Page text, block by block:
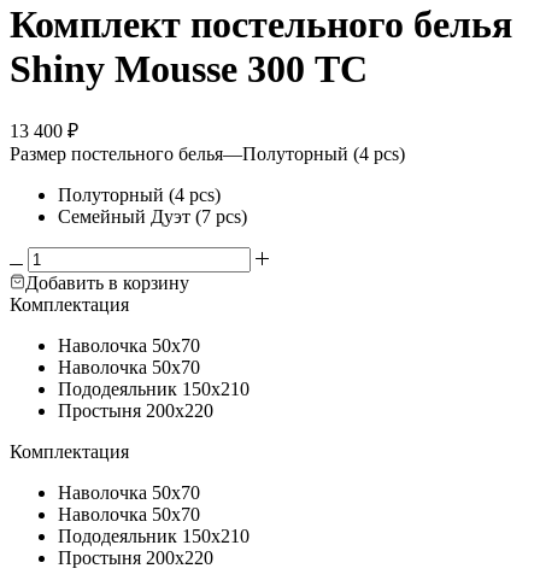
Комплект постельного белья
Shiny Mousse 300 ТС
13 400 ₽
Размер постельного белья—Полуторный (4 pcs)
Полуторный (4 pcs)
Семейный Дуэт (7 pcs)
Добавить в корзину
Комплектация
Наволочка 50х70
Наволочка 50х70
Пододеяльник 150х210
Простыня 200х220
Комплектация
Наволочка 50х70
Наволочка 50х70
Пододеяльник 150х210
Простыня 200х220